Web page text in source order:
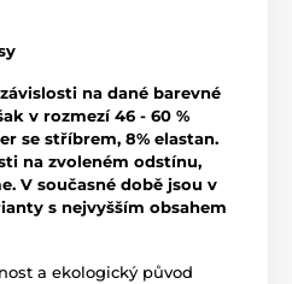
na dané barevné
v rozmezí 46 - 60 %
se stříbrem, 8% elastan.
na zvoleném odstínu,
V současné době jsou v
s nejvyšším obsahem
a ekologický původ